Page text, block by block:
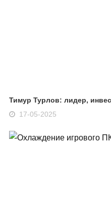
Тимур Турлов: лидер,
17-05-2025